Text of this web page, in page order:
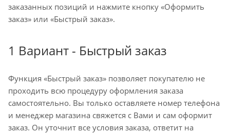
заказанных позиций и нажмите кнопку «Оформить
заказ» или «Быстрый заказ».
1 Вариант - Быстрый заказ
Функция «Быстрый заказ» позволяет покупателю не
проходить всю процедуру оформления заказа
самостоятельно. Вы только оставляете номер телефона
и менеджер магазина свяжется с Вами и сам оформит
заказ. Он уточнит все условия заказа, ответит на